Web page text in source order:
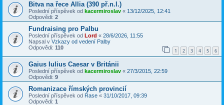
Bitva na řece Allia (390 př.n.l.)
Poslední příspěvek od kacermiroslav « 13/12/2025, 12:41
Odpovědi: 2
Fundraising pro Palbu
Poslední příspěvek od Lord « 28/6/2026, 11:55
Napsal v Vzkazy od vedení Palby
Odpovědi: 110 1 2 3 4 5 6
Gaius Iulius Caesar v Británii
Poslední příspěvek od kacermiroslav « 27/3/2015, 22:59
Odpovědi: 9
Romanizace římských provincií
Poslední příspěvek od Rase « 31/10/2017, 09:39
Odpovědi: 1